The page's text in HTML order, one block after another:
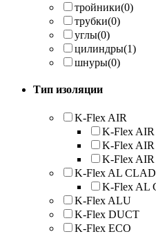
тройники(0)
трубки(0)
углы(0)
цилиндры(1)
шнуры(0)
Тип изоляции
K-Flex AIR
K-Flex AIR
K-Flex
K-Flex
K-Flex AL CLAD
K-Flex AL
K-Flex ALU
K-Flex DUCT
K-Flex ECO